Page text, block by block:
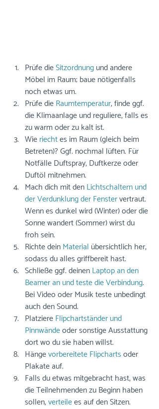
Prüfe die Sitzordnung und andere
Möbel im Raum; baue nötigenfalls
noch etwas um.
Prüfe die Raumtemperatur, finde ggf.
die Klimaanlage und reguliere, falls es
zu warm oder zu kalt ist.
Wie riecht es im Raum (gleich beim
Betreten)? Ggf. nochmal lüften. Für
Notfälle Duftspray, Duftkerze oder
Duftöl mitnehmen.
Mach dich mit den Lichtschaltern und
der Verdunklung der Fenster vertraut.
Wenn es dunkel wird (Winter) oder die
Sonne wandert (Sommer) wirst du
froh sein.
Richte dein Material übersichtlich her,
sodass du alles griffbereit hast.
Schließe ggf. deinen Laptop an den
Beamer an und teste die Verbindung.
Bei Video oder Musik teste unbedingt
auch den Sound.
Platziere Flipchartständer und
Pinnwände oder sonstige Ausstattung
dort wo du sie haben willst.
Hänge vorbereitete Flipcharts oder
Plakate auf.
Falls du etwas mitgebracht hast, was
die Teilnehmenden zu Beginn haben
sollen, verteile es auf den Sitzen.